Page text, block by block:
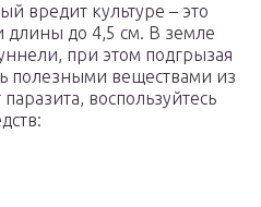
вредит культуре – это
длины до 4,5 см. В земле
при этом подгрызая
полезными веществами из
воспользуйтесь